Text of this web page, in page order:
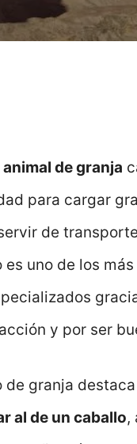
animal de granja
para cargar
de
es uno de los
y por ser
de granja
al de un caballo,